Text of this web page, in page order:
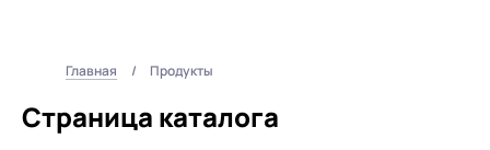
Главная Продукты
Страница каталога